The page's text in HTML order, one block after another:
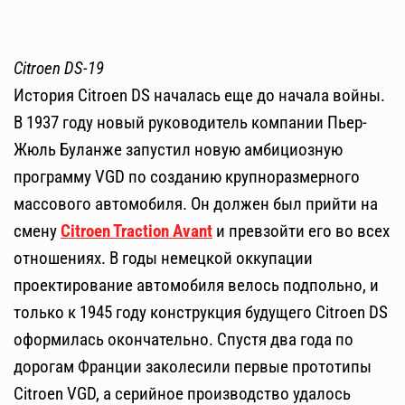
Citroen DS-19
История Citroen DS началась еще до начала войны.
В 1937 году новый руководитель компании Пьер-
Жюль Буланже запустил новую амбициозную
программу VGD по созданию крупноразмерного
массового автомобиля. Он должен был прийти на
сменуCitroen Traction Avant и превзойти его во всех
отношениях. В годы немецкой оккупации
проектирование автомобиля велось подпольно, и
только к 1945 году конструкция будущего Citroen DS
оформилась окончательно. Спустя два года по
дорогам Франции заколесили первые прототипы
Citroen VGD, а серийное производство удалось